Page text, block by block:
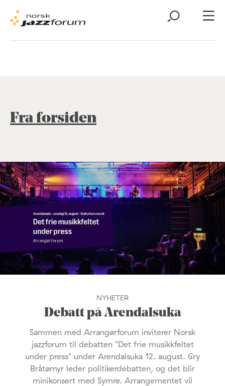
Fra forsiden
NYHETER
Debatt på Arendalsuka
Sammen med Arrangørforum inviterer Norsk
jazzforum til debatten "Det frie musikkfeltet
under press" under Arendalsuka 12. august. Gry
Bråtømyr leder politikerdebatten, og det blir
minikonsert med Symre. Arrangementet vil